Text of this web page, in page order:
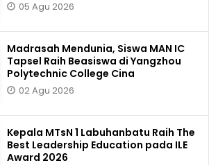
05 Agu 2026
Madrasah Mendunia, Siswa MAN IC
Tapsel Raih Beasiswa di Yangzhou
Polytechnic College Cina
02 Agu 2026
Kepala MTsN 1 Labuhanbatu Raih The
Best Leadership Education pada ILE
Award 2026